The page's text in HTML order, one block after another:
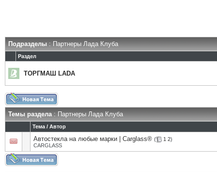
Подразделы: Партнеры Лада Клуба
Раздел
ТОРГМАШ LADA
Темы раздела: Партнеры Лада Клуба
Тема / Автор
Автостекла на любые марки | Carglass® ( 1 2)
CARGLASS